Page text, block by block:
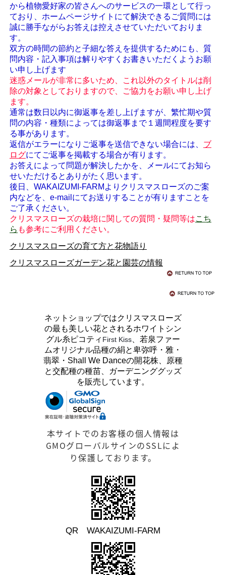
から植物愛好家の皆さんへのサービスの一環として行っ
ており、ホームページサイトにて解決できるご質問には
誠に勝手ながらお答えは控えさせていただいておりま
す。
双方の時間の節約と子細な答えを提供するためにも、質
問内容・記入事項は解りやすくお書きいただくようお願
い申し上げます
迷惑メールが非常に多いため、これ以外のタイトルは削
除の対象としておりますので、ご協力をお願い申し上げ
ます。
通常は数日以内に御返事を差し上げますが、繁忙期や質
問の内容・種類によっては御返事まで１週間程度を要す
る事があります。
返信がエラーになりご返事を送信できない場合には、 ブ
ログにてご返事を掲載する場合が有ります。
お答えによって問題が解決したかを、メールにてお知ら
せいただけるとありがたく思います。
後日、WAKAIZUMI-FARMよりクリスマスローズのご案
内などを、e-mailにてお送りすることが有りますことを
ご了承ください。
クリスマスローズの栽培に関しての質問・疑問等はこち
ら も参考にご利用ください。
クリスマスローズの育て方と花物語り
クリスマスローズガーデン花と園芸の情報
ネットショップではクリスマスローズ
の最も美しい花とされるホワイトシン
グル糸ピコティ First Kiss 、若泉ファー
ムオリジナル品種の絹と卑弥呼・雅・
翡翠・Shall We Danceの開花株、原種
と交配種の種苗、ガーデニンググッズ
を販売しています。
本サイトでのお客様の個人情報は
GMOグローバルサインのSSLによ
り保護しております。
QR WAKAIZUMI-FARM